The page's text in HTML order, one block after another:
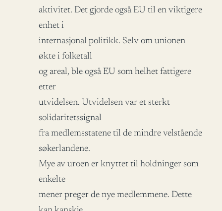
aktivitet. Det gjorde også EU til en viktigere
enhet i
internasjonal politikk. Selv om unionen
økte i folketall
og areal, ble også EU som helhet fattigere
etter
utvidelsen. Utvidelsen var et sterkt
solidaritetssignal
fra medlemsstatene til de mindre velstående
søkerlandene.
Mye av uroen er knyttet til holdninger som
enkelte
mener preger de nye medlemmene. Dette